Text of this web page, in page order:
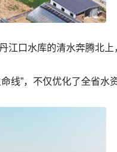
江口水库的清水奔腾北上
线”，不仅优化了全省水